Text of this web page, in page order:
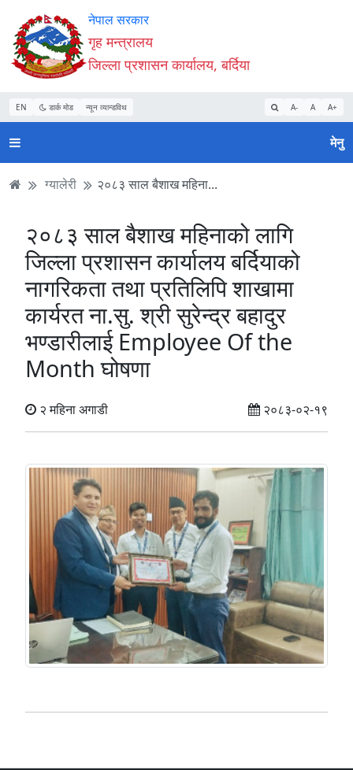
Accessibility
Mode
सुरु
गर्नुहोस्
सामाग्री
पढ्नुहाेस्
नेभिगेसन
पढ्नुहाेस्
वेबसाइट
खोजमा
जानुहोस्
नेपाल सरकार
गृह मन्त्रालय
जिल्ला प्रशासन कार्यालय, बर्दिया
EN डार्क मोड न्यून व्यान्डविथ A- A A+
मेनु
ग्यालेरी २०८३ साल बैशाख महिना...
२०८३ साल बैशाख महिनाको लागि
जिल्ला प्रशासन कार्यालय बर्दियाको
नागरिकता तथा प्रतिलिपि शाखामा
कार्यरत ना.सु. श्री सुरेन्द्र बहादुर
भण्डारीलाई Employee Of the
Month घोषणा
२ महिना अगाडी २०८३-०२-१९